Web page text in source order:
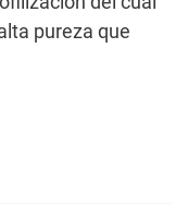
pureza que